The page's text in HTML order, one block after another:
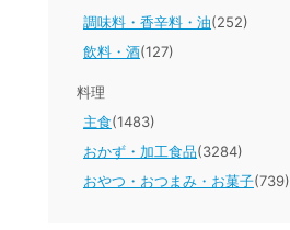
調味料・香辛料・油(252)
飲料・酒(127)
料理
主食(1483)
おかず・加工食品(3284)
おやつ・おつまみ・お菓子(739)